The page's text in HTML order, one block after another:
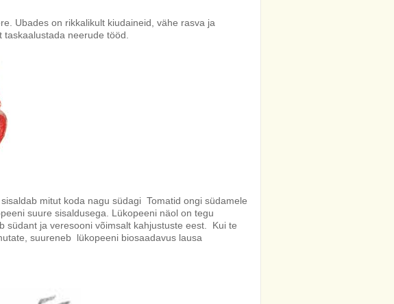
Ubades on rikkalikult kiudaineid, vähe rasva ja
neerude tööd.
mitut koda nagu südagi Tomatid ongi südamele
suure sisaldusega. Lükopeeni näol on tegu
südant ja veresooni võimsalt kahjustuste eest. Kui te
suureneb lükopeeni biosaadavus lausa